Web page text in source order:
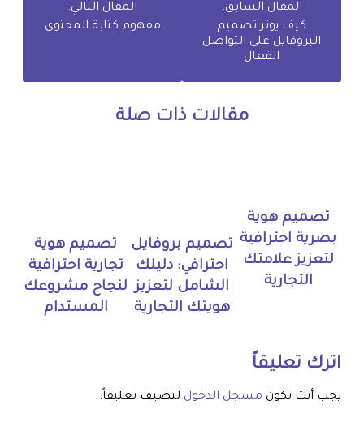
المقال السابق:
كيف يوثر تصميم
البروفايل على التواصل
الفعال
المقال التالي:
مفهوم كتابة المحتوى
مقالات ذات صلة
تصميم هوية
بصرية احترافية
لتعزيز علامتك
التجارية
تصميم بروفايل
احترافي: دليلك
الشامل لتعزيز
هويتك التجارية
تصميم هوية
تجارية احترافية
لنجاح مشروعك
المستدام
اترك تعليقاً
يجب أنت تكون مسجل الدخول لتضيف تعليقاً.